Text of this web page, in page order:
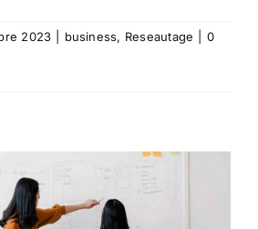
2023 business, Reseautage
0